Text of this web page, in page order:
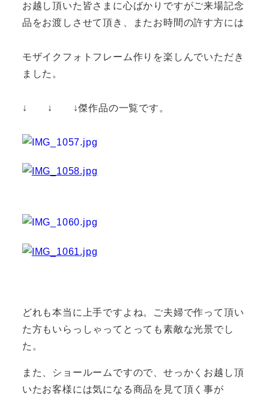
お越し頂いた皆さまに心ばかりですがご来場記念
品をお渡しさせて頂き、またお時間の許す方には
モザイクフォトフレーム作りを楽しんでいただき
ました。
↓ ↓ ↓傑作品の一覧です。
どれも本当に上手ですよね。ご夫婦で作って頂い
た方もいらっしゃってとっても素敵な光景でし
た。
また、ショールームですので、せっかくお越し頂
いたお客様には気になる商品を見て頂く事が